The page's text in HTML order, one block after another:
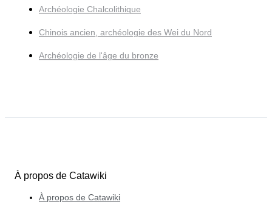
Archéologie Chalcolithique
Chinois ancien, archéologie des Wei du Nord
Archéologie de l'âge du bronze
À propos de Catawiki
À propos de Catawiki